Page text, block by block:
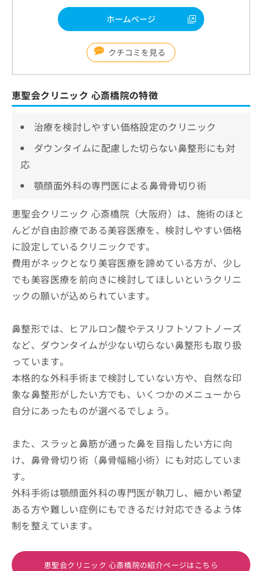
ホームページ
クチコミを見る
恵聖会クリニック 心斎橋院の特徴
治療を検討しやすい価格設定のクリニック
ダウンタイムに配慮した切らない鼻整形にも対
応
顎顔面外科の専門医による鼻骨骨切り術
恵聖会クリニック 心斎橋院（大阪府）は、施術のほと
んどが自由診療である美容医療を、検討しやすい価格
に設定しているクリニックです。
費用がネックとなり美容医療を諦めている方が、少し
でも美容医療を前向きに検討してほしいというクリニ
ックの願いが込められています。
鼻整形では、ヒアルロン酸やテスリフトソフトノーズ
など、ダウンタイムが少ない切らない鼻整形も取り扱
っています。
本格的な外科手術まで検討していない方や、自然な印
象な鼻整形がしたい方でも、いくつかのメニューから
自分にあったものが選べるでしょう。
また、スラッと鼻筋が通った鼻を目指したい方に向
け、鼻骨骨切り術（鼻骨幅縮小術）にも対応していま
す。
外科手術は顎顔面外科の専門医が執刀し、細かい希望
ある方や難しい症例にもできるだけ対応できるよう体
制を整えています。
恵聖会クリニック 心斎橋院の紹介ページはこちら